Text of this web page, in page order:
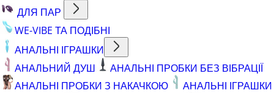
ДЛЯ ПАР
WE-VIBE ТА ПОДІБНІ
АНАЛЬНІ ІГРАШКИ
АНАЛЬНИЙ ДУШ
АНАЛЬНІ ПРОБКИ БЕЗ ВІБРАЦІЇ
АНАЛЬНІ ПРОБКИ З НАКАЧКОЮ
АНАЛЬНІ ІГРАШКИ